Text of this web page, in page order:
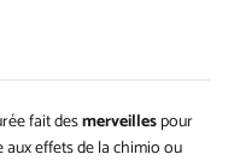
fait desmerveillespour
aux effets de la chimio ou